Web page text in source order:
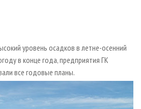
уровень осадков в летне-осенний
в конце года, предприятия ГК
все годовые планы.